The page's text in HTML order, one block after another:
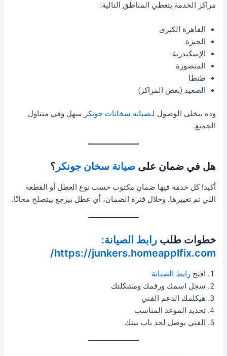
مراكز الخدمة بتغطي المناطق التالية:
القاهرة الكبرى
الجيزة
الإسكندرية
المنصورة
طنطا
الصعيد (بعض المراكز)
وده بيخلي الوصول لـصيانه سخانات جونكر سهل وفي متناول
الجميع.
هل في ضمان علىصيانة سخان جونكر ؟
أكيد! كل خدمة فيها ضمان مكتوب حسب نوع العطل أو القطعة
اللي تم تغييرها. وخلال فترة الضمان، أي عطل بيرجع بيتصلح مجانًا.
خطوات طلبرابط الصيانة:
https://junkers.homeapplfix.com/
افتحرابط الصيانة
سجل اسمك ورقمك ومشكلتك
هيكلمك الدعم الفني
تحديد الموعد المناسب
الفني يوصل لحد باب بيتك